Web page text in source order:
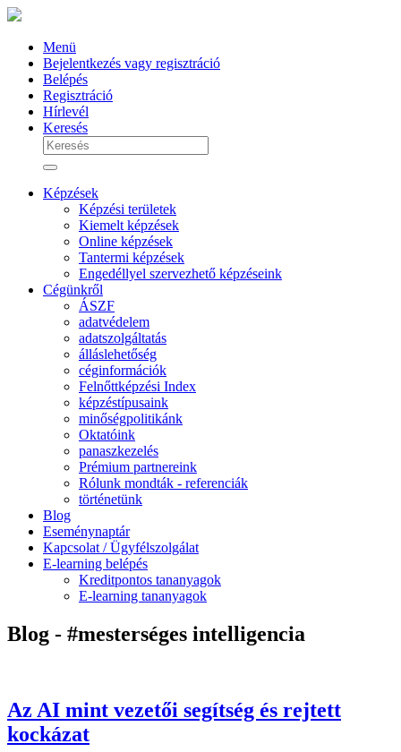
Menü
Bejelentkezés vagy regisztráció
Belépés
Regisztráció
Hírlevél
Keresés
Képzések
Képzési területek
Kiemelt képzések
Online képzések
Tantermi képzések
Engedéllyel szervezhető képzéseink
Cégünkről
ÁSZF
adatvédelem
adatszolgáltatás
álláslehetőség
céginformációk
Felnőttképzési Index
képzéstípusaink
minőségpolitikánk
Oktatóink
panaszkezelés
Prémium partnereink
Rólunk mondták - referenciák
történetünk
Blog
Eseménynaptár
Kapcsolat / Ügyfélszolgálat
E-learning belépés
Kreditpontos tananyagok
E-learning tananyagok
Blog - #mesterséges intelligencia
Az AI mint vezetői segítség és rejtett
kockázat